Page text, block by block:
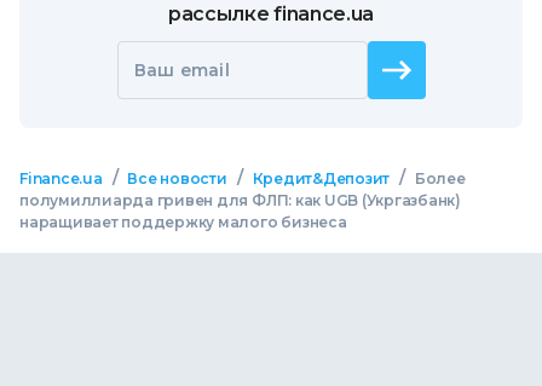
рассылке finance.ua
Ваш email
Finance.ua / Все новости / Кредит&Депозит /
Более
полумиллиарда гривен для ФЛП: как UGB (Укргазбанк)
наращивает поддержку малого бизнеса